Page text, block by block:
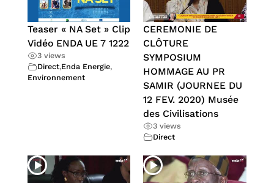
Teaser « NA Set » Clip
Vidéo ENDA UE 7 1222
3 views
Direct,Enda Energie,
Environnement
CEREMONIE DE
CLÔTURE
SYMPOSIUM
HOMMAGE AU PR
SAMIR (JOURNEE DU
12 FEV. 2020) Musée
des Civilisations
3 views
Direct